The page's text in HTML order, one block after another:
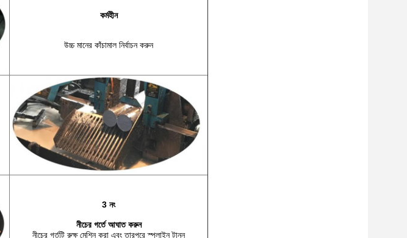
কর্মহীন
উচ্চ মানের কাঁচামাল নির্বাচন করুন
3 নং
নীচের গর্তে আঘাত করুন
নীচের গর্তটি রুক্ষ মেশিন করা এবং তারপরে স্প্লাইন টানুন